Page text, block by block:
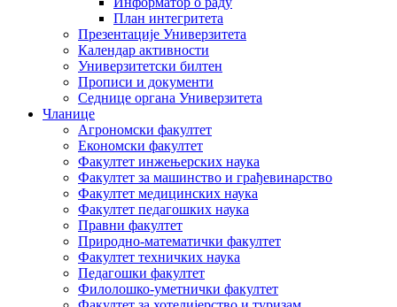
План интегритета
Презентације Универзитета
Календар активности
Универзитетски билтен
Прописи и документи
Седнице органа Универзитета
Чланице
Агрономски факултет
Економски факултет
Факултет инжењерских наука
Факултет за машинство и грађевинарство
Факултет медицинских наука
Факултет педагошких наука
Правни факултет
Природно-математички факултет
Факултет техничких наука
Педагошки факултет
Филолошко-уметнички факултет